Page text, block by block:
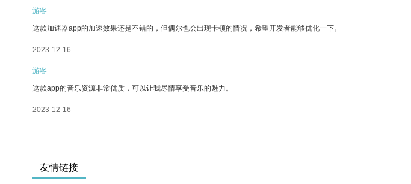
游客
这款加速器app的加速效果还是不错的，但偶尔也会出现卡顿的情况，希望开发者能够优化一下。
2023-12-16
游客
这款app的音乐资源非常优质，可以让我尽情享受音乐的魅力。
2023-12-16
友情链接